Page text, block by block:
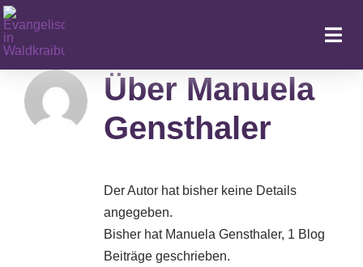
Zum
Inhalt
springen
Über Manuela
Gensthaler
Der Autor hat bisher keine Details
angegeben.
Bisher hat Manuela Gensthaler, 1 Blog
Beiträge geschrieben.